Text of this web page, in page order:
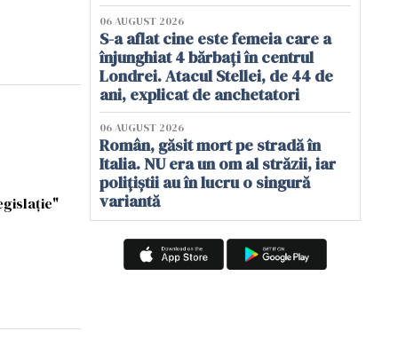
06 AUGUST 2026
S-a aflat cine este femeia care a
înjunghiat 4 bărbați în centrul
Londrei. Atacul Stellei, de 44 de
ani, explicat de anchetatori
06 AUGUST 2026
Român, găsit mort pe stradă în
Italia. NU era un om al străzii, iar
polițiștii au în lucru o singură
variantă